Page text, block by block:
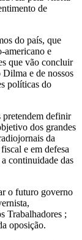
de
do país, que
americano e
que vão concluir
e de nossos
políticas do
pretendem definir
dos grandes
da
e em defesa
continuidade das
o futuro governo
Trabalhadores ;
oposição.